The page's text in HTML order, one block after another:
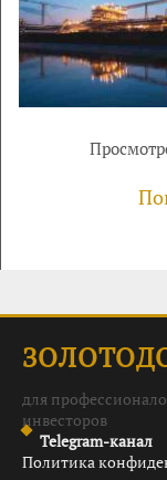
для
инвесторов
Telegram-канал
Политика